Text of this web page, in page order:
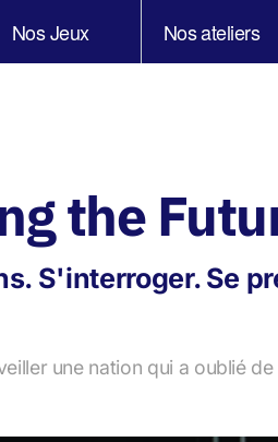
Nos Jeux Nos ateliers
the
S'interroger. Se
une nation qui a oublié